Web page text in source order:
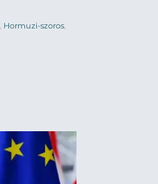
, Hormuzi-szoros,